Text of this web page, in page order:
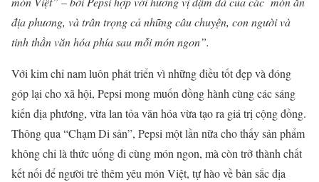
địa phương, và trân trọng cả những câu chuyện, con người và
tinh thần văn hóa phía sau mỗi món ngon”.
Với kim chỉ nam luôn phát triển vì những điều tốt đẹp và đóng
góp lại cho xã hội, Pepsi mong muốn đồng hành cùng các sáng
kiến địa phương, vừa lan tỏa văn hóa vừa tạo ra giá trị cộng đồng.
Thông qua “Chạm Di sản”, Pepsi một lần nữa cho thấy sản phẩm
không chỉ là thức uống đi cùng món ngon, mà còn trở thành chất
kết nối để người trẻ thêm yêu món Việt, tự hào về bản sắc địa